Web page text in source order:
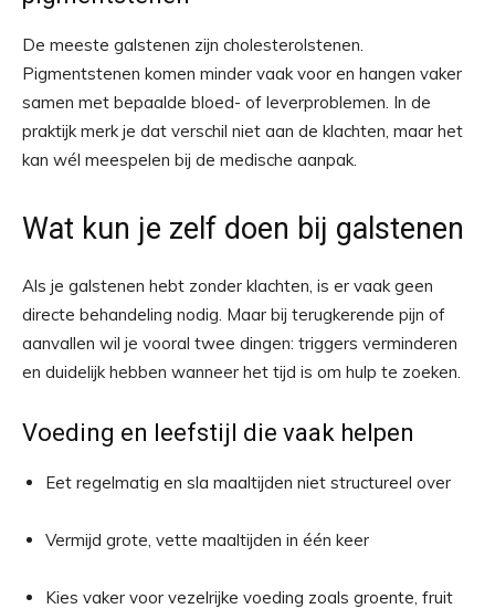
De meeste galstenen zijn cholesterolstenen.
Pigmentstenen komen minder vaak voor en hangen vaker
samen met bepaalde bloed- of leverproblemen. In de
praktijk merk je dat verschil niet aan de klachten, maar het
kan wél meespelen bij de medische aanpak.
Wat kun je zelf doen bij galstenen
Als je galstenen hebt zonder klachten, is er vaak geen
directe behandeling nodig. Maar bij terugkerende pijn of
aanvallen wil je vooral twee dingen: triggers verminderen
en duidelijk hebben wanneer het tijd is om hulp te zoeken.
Voeding en leefstijl die vaak helpen
Eet regelmatig en sla maaltijden niet structureel over
Vermijd grote, vette maaltijden in één keer
Kies vaker voor vezelrijke voeding zoals groente, fruit